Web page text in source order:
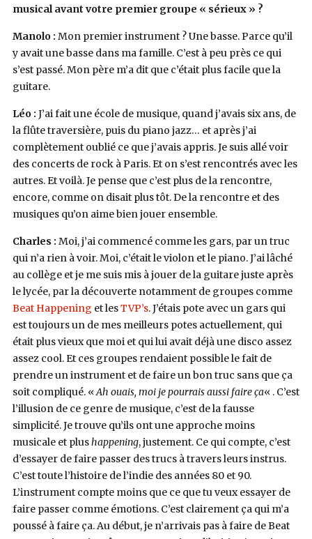
musical avant votre premier groupe « sérieux » ?
Manolo : Mon premier instrument ? Une basse. Parce qu’il
y avait une basse dans ma famille. C’est à peu près ce qui
s’est passé. Mon père m’a dit que c’était plus facile que la
guitare.
Léo : J’ai fait une école de musique, quand j’avais six ans, de
la flûte traversière, puis du piano jazz… et après j’ai
complètement oublié ce que j’avais appris. Je suis allé voir
des concerts de rock à Paris. Et on s’est rencontrés avec les
autres. Et voilà. Je pense que c’est plus de la rencontre,
encore, comme on disait plus tôt. De la rencontre et des
musiques qu’on aime bien jouer ensemble.
Charles : Moi, j’ai commencé comme les gars, par un truc
qui n’a rien à voir. Moi, c’était le violon et le piano. J’ai lâché
au collège et je me suis mis à jouer de la guitare juste après
le lycée, par la découverte notamment de groupes comme
Beat Happening et lesTVP’s. J’étais pote avec un gars qui
est toujours un de mes meilleurs potes actuellement, qui
était plus vieux que moi et qui lui avait déjà une disco assez
assez cool. Et ces groupes rendaient possible le fait de
prendre un instrument et de faire un bon truc sans que ça
soit compliqué. «Ah ouais, moi je pourrais aussi faire ça« . C’est
l’illusion de ce genre de musique, c’est de la fausse
simplicité. Je trouve qu’ils ont une approche moins
musicale et plushappening, justement. Ce qui compte, c’est
d’essayer de faire passer des trucs à travers leurs instrus.
C’est toute l’histoire de l’indie des années 80 et 90.
L’instrument compte moins que ce que tu veux essayer de
faire passer comme émotions. C’est clairement ça qui m’a
poussé à faire ça. Au début, je n’arrivais pas à faire de Beat